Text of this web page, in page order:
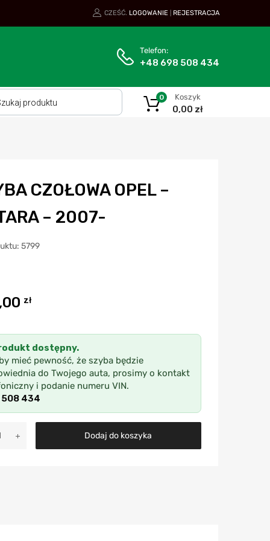
CZEŚĆ. LOGOWANIE REJESTRACJA
Telefon:
+48 698 508 434
Koszyk
0,00 zł
0
CZOŁOWA OPEL –
– 2007-
5799
zł
dostępny.
mieć pewność, że szyba będzie
do Twojego auta, prosimy o kontakt
i podanie numeru VIN.
508 434
Dodaj do koszyka